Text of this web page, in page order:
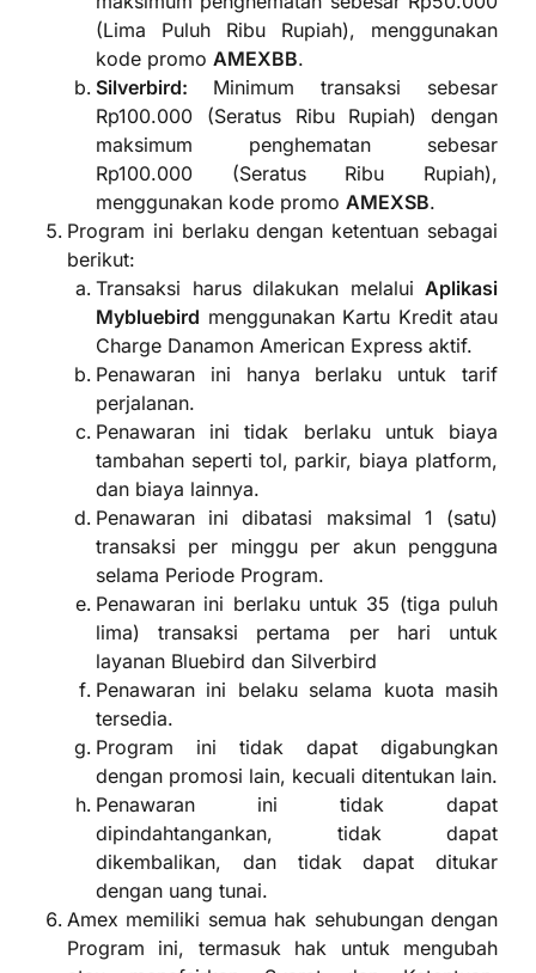
(Lima Puluh Ribu Rupiah), menggunakan
kode promo AMEXBB.
Silverbird: Minimum transaksi sebesar
Rp100.000 (Seratus Ribu Rupiah) dengan
maksimum penghematan sebesar
Rp100.000 (Seratus Ribu Rupiah),
menggunakan kode promo AMEXSB.
Program ini berlaku dengan ketentuan sebagai
berikut:
Transaksi harus dilakukan melalui Aplikasi
Mybluebird menggunakan Kartu Kredit atau
Charge Danamon American Express aktif.
Penawaran ini hanya berlaku untuk tarif
perjalanan.
Penawaran ini tidak berlaku untuk biaya
tambahan seperti tol, parkir, biaya platform,
dan biaya lainnya.
Penawaran ini dibatasi maksimal 1 (satu)
transaksi per minggu per akun pengguna
selama Periode Program.
Penawaran ini berlaku untuk 35 (tiga puluh
lima) transaksi pertama per hari untuk
layanan Bluebird dan Silverbird
Penawaran ini belaku selama kuota masih
tersedia.
Program ini tidak dapat digabungkan
dengan promosi lain, kecuali ditentukan lain.
Penawaran ini tidak dapat
dipindahtangankan, tidak dapat
dikembalikan, dan tidak dapat ditukar
dengan uang tunai.
Amex memiliki semua hak sehubungan dengan
Program ini, termasuk hak untuk mengubah